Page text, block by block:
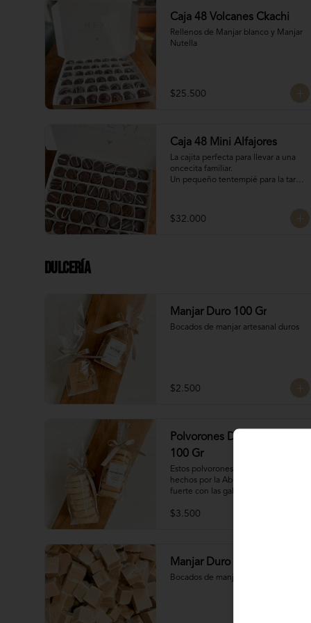
Caja 48 Volcanes Ckachi
Rellenos de Manjar blanco y Manjar
Nutella
$25.500
Caja 48 Mini Alfajores
La cajita perfecta para llevar a una
oncecita familiar.
Un pequeño tentempié para la tarde
café con estos 16 mini alfajores
surtidos de los siguientes rellenos:
$32.000
Dulcería
Manjar Duro 100 Gr
Bocados de manjar artesanal duros
$2.500
Polvorones De La Abuela
100 Gr
Estos polvorones de almendras
hechos por la Abuela Silvia compiten
fuerte con las galletas del tata.
$3.500
Manjar Duro 250 Gr
Bocados de manjar artesanal duro